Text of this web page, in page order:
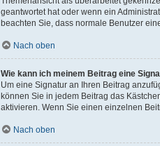
geantwortet hat oder wenn ein
beachten Sie, dass normale Benutzer
Nach oben
Wie kann ich meinem Beitrag eine
Um eine Signatur an Ihren Beitrag
können Sie in jedem Beitrag das
aktivieren. Wenn Sie einen einzelnen
Nach oben